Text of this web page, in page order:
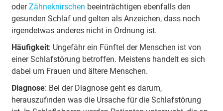
oderZähneknirschen beeinträchtigen ebenfalls den
gesunden Schlaf und gelten als Anzeichen, dass noch
irgendetwas anderes nicht in Ordnung ist.
Häufigkeit: Ungefähr ein Fünftel der Menschen ist von
einer Schlafstörung betroffen. Meistens handelt es sich
dabei um Frauen und ältere Menschen.
Diagnose: Bei der Diagnose geht es darum,
herauszufinden was die Ursache für die Schlafstörung